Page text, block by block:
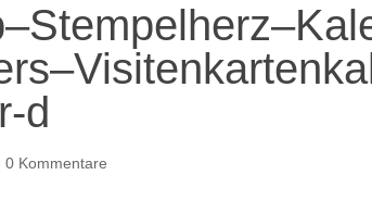
d
0 Kommentare